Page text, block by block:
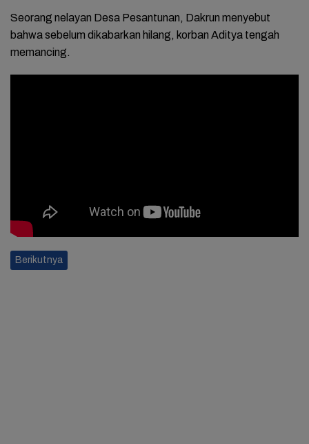
Seorang nelayan Desa Pesantunan, Dakrun menyebut
bahwa sebelum dikabarkan hilang, korban Aditya tengah
memancing.
Berikutnya